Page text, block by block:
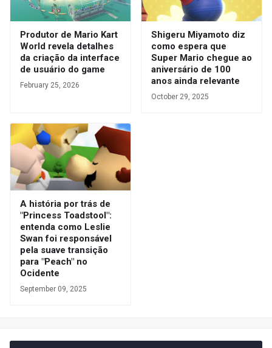
Produtor de Mario Kart
World revela detalhes
da criação da interface
de usuário do game
February 25, 2026
Shigeru Miyamoto diz
como espera que
Super Mario chegue ao
aniversário de 100
anos ainda relevante
October 29, 2025
A história por trás de
"Princess Toadstool":
entenda como Leslie
Swan foi responsável
pela suave transição
para "Peach" no
Ocidente
September 09, 2025